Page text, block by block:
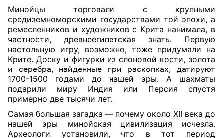
Минойцы торговали с крупными
средиземноморскими государствами той эпохи, а
ремесленников и художников с Крита нанимала, в
частности, древнеегипетская знать. Первую
настольную игру, возможно, тоже придумали на
Крите. Доску и фигурки из слоновой кости, золота
и серебра, найденные при раскопках, датируют
1700-1500 годами до нашей эры. А шахматы
подарили миру Индия или Персия спустя
примерно две тысячи лет.
Самая большая загадка — почему около XII века до
нашей эры минойская цивилизация исчезла.
Археологи установили, что в тот период